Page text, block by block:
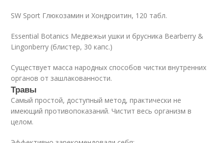
SW Sport Глюкозамин и Хондроитин, 120 табл.
Essential Botanics Медвежьи ушки и брусника Bearberry &
Lingonberry (блистер, 30 капс.)
Существует масса народных способов чистки внутренних
органов от зашлакованности.
Травы
Самый простой, доступный метод, практически не
имеющий противопоказаний. Чистит весь организм в
целом.